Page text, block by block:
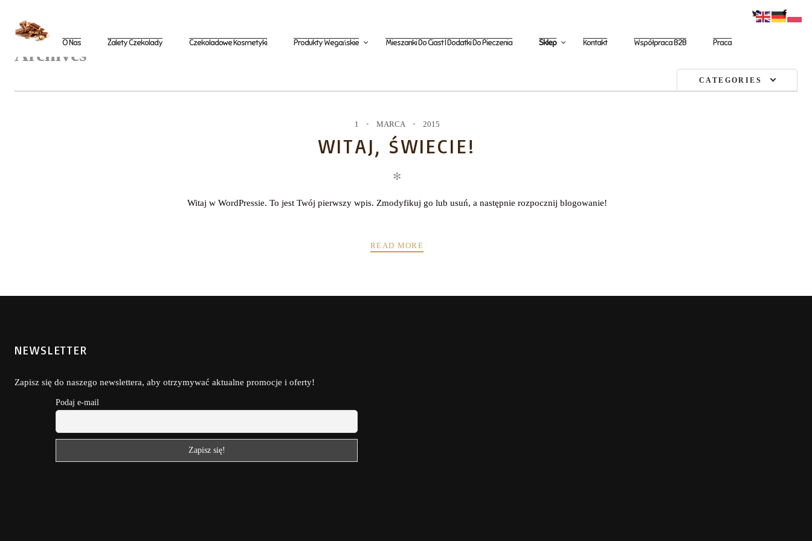
NAVIGATION
O Nas Zalety Czekolady Czekoladowe Kosmetyki Produkty Wegańskie Mieszanki Do Ciast I Dodatki Do Pieczenia Sklep Kontakt Współpraca B2B Praca
Archives
CATEGORIES
1 MARCA 2015
WITAJ, ŚWIECIE!
✻
Witaj w WordPressie. To jest Twój pierwszy wpis. Zmodyfikuj go lub usuń, a następnie rozpocznij blogowanie!
READ MORE
NEWSLETTER
Zapisz się do naszego newslettera, aby otrzymywać aktualne promocje i oferty!
Podaj e-mail